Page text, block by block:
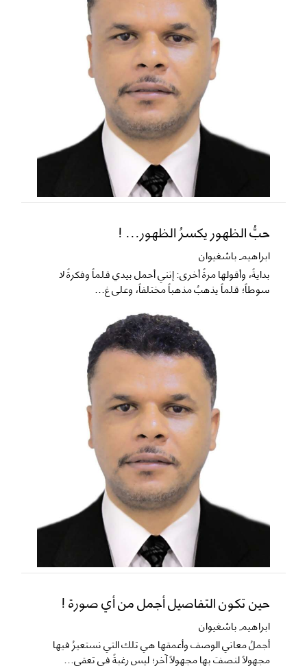
حبُّ الظهور يكسرُ الظهور... !
ابراهيم باشغيوان
​بدايةً، وأقولها مرةً أخرى: إنني أحمل بيدي قلماً وفكرةً لا
سوطاً؛ قلماً يذهبُ مذهباً مختلفاً، وعلى غ...
حين تكون التفاصيل أجمل من أي صورة !
ابراهيم باشغيوان
​أجملُ معاني الوصف وأعمقها هي تلك التي نستعيرُ فيها
مجهولاً لنصفَ بها مجهولاً آخر؛ ليس رغبةً في تعقي...